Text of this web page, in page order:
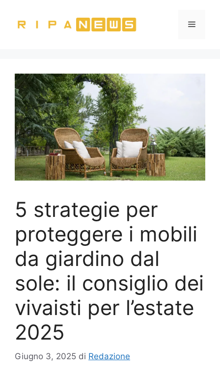
contenuto
Menu
5 strategie per
proteggere i mobili
da giardino dal
sole: il consiglio dei
vivaisti per l’estate
2025
Giugno 3, 2025 di Redazione